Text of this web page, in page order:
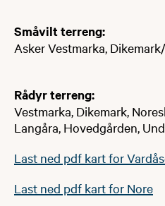
Småvilt terreng:
Asker Vestmarka,
Rådyr terreng:
Vestmarka, Dikemark,
Langåra, Hovedgården,
Last ned pdf kart for
Last ned pdf kart for Nore